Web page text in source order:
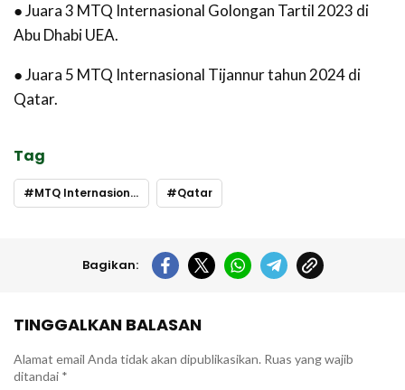
● Juara 3 MTQ Internasional Golongan Tartil 2023 di
Abu Dhabi UEA.
● Juara 5 MTQ Internasional Tijannur tahun 2024 di
Qatar.
Tag
MTQ Internasional Qatar
Bagikan:
TINGGALKAN BALASAN
Alamat email Anda tidak akan dipublikasikan. Ruas yang wajib
ditandai *